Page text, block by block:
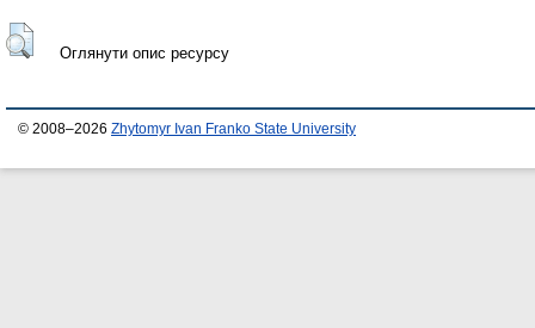
Оглянути опис ресурсу
© 2008–2026 Zhytomyr Ivan Franko State University